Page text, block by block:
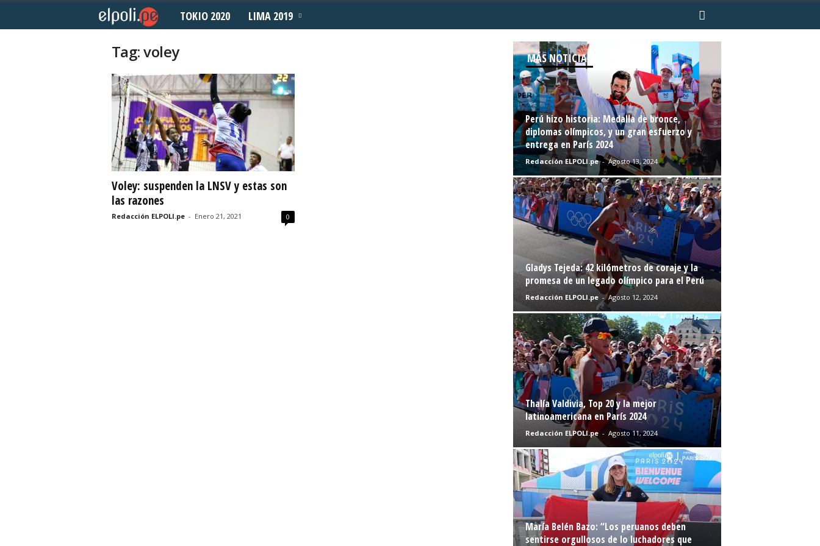
o
l
i
TOKIO 2020 LIMA 2019
Tag: voley
Voley: suspenden la LNSV y estas son
las razones
Redacción ELPOLI.pe - Enero 21, 2021 0
MÁS NOTICIAS
Perú hizo historia: Medalla de bronce,
diplomas olímpicos, y un gran esfuerzo y
entrega en París 2024
Redacción ELPOLI.pe - Agosto 13, 2024
Gladys Tejeda: 42 kilómetros de coraje y la
promesa de un legado olímpico para el Perú
Redacción ELPOLI.pe - Agosto 12, 2024
Thalía Valdivia, Top 20 y la mejor
latinoamericana en París 2024
Redacción ELPOLI.pe - Agosto 11, 2024
María Belén Bazo: “Los peruanos deben
sentirse orgullosos de lo luchadores que